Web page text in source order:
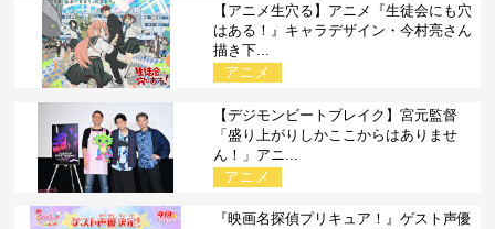
【アニメ生穴る】アニメ『生徒会にも穴
はある！』キャラデザイン・今村亮さん
描き下...
アニメ
【デジモンビートブレイク】宮元監督
「盛り上がりしかここからはありませ
ん！」アニ...
アニメ
『映画名探偵プリキュア！』ゲスト声優